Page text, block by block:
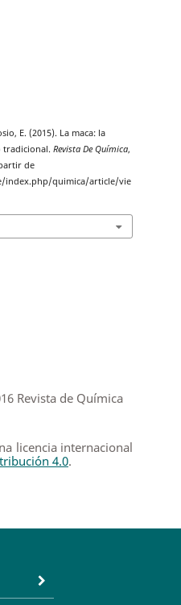
E. (2015). La maca: la
tradicional. Revista De Química,
de
index.php/quimica/article/vie
Revista de Química
licencia internacional
4.0.